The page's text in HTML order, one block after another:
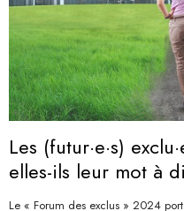
Les (futur·e·s)
elles-ils leur mot à
Le « Forum des exclus » 2024